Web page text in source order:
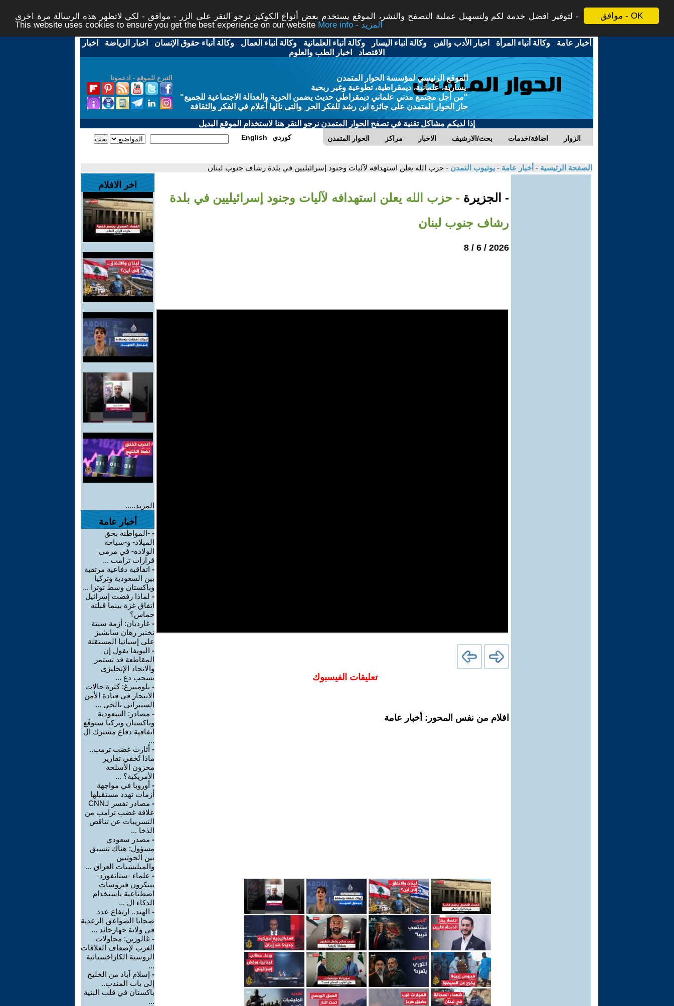
موافق - OK
لتوفير افضل خدمة لكم ولتسهيل عملية التصفح والنشر، الموقع يستخدم بعض أنواع الكوكيز نرجو النقر على الزر - موافق - لكي لاتظهر هذه الرسالة مرة اخرى -
This website uses cookies to ensure you get the best experience on our website
More info - المزيد
أخبار عامة -وكالة أنباء المرأة - اخبار الأدب والفن -وكالة أنباء اليسار -وكالة أنباء العلمانية -وكالة أنباء العمال -وكالة أنباء حقوق الإنسان - اخبار الرياضة - اخبار
الاقتصاد - اخبار الطب والعلوم
التبرع للموقع - ادعمونا
الموقع الرئيسي لمؤسسة الحوار المتمدن
يسارية، علمانية، ديمقراطية، تطوعية وغير ربحية
"من أجل مجتمع مدني علماني ديمقراطي حديث يضمن الحرية والعدالة الاجتماعية للجميع"
حاز الحوار المتمدن على جائزة ابن رشد للفكر الحر والتى نالها أعلام في الفكر والثقافة
إذا لديكم مشاكل تقنية في تصفح الحوار المتمدن نرجو النقر هنا لاستخدام الموقع البديل
الحوار المتمدن مراكز الاخبار بحث/الارشيف اضافة/خدمات الزوار English كوردي
الصفحة الرئيسية - أخبار عامة - يوتيوب التمدن - حزب الله يعلن استهدافه لآليات وجنود إسرائيليين في بلدة رشاف جنوب لبنان
- الجزيرة - حزب الله يعلن استهدافه لآليات وجنود إسرائيليين في بلدة
رشاف جنوب لبنان
2026 / 6 / 8
تعليقات الفيسبوك
افلام من نفس المحور: أخبار عامة
اخر الافلام
المزيد.....
أخبار عامة
- -المواطنة بحق
الميلاد- و-سياحة
الولادة- في مرمى
قرارات ترامب ...
- اتفاقية دفاعية مرتقبة
بين السعودية وتركيا
وباكستان وسط توترا ...
- لماذا رفضت إسرائيل
اتفاق غزة بينما قبلته
حماس؟
- غارديان: أزمة سبتة
تختبر رهان سانشيز
على إسبانيا المستقلة
- اليويفا يقول إن
المقاطعة قد تستمر
والاتحاد الإنجليزي
يسحب دع ...
- بلومبيرغ: كثرة حالات
الانتحار في قيادة الأمن
السيبراني بالجي ...
- مصادر: السعودية
وباكستان وتركيا ستوقّع
اتفاقية دفاع مشترك ال
...
- أثارت غضب ترمب..
ماذا تُخفي تقارير
مخزون الأسلحة
الأمريكية؟ ...
- أوروبا في مواجهة
أزمات تهدد مستقبلها
-
مصادر تفسر لـCNN
علاقة غضب ترامب من
التسريبات عن تناقص
الذخا ...
- مصدر سعودي
مسؤول: هناك تنسيق
بين الحوثيين
والميليشيات العراق ...
- علماء -ستانفورد-
يبتكرون فيروسات
اصطناعية باستخدام
الذكاء ال ...
- الهند.. ارتفاع عدد
ضحايا الصواعق الرعدية
في ولاية جهارخاند ...
- غالوزين: محاولات
الغرب لإضعاف العلاقات
الروسية الكازاخستانية
...
- إسلام آباد من الخليج
إلى باب المندب..
باكستان في قلب البنية
...